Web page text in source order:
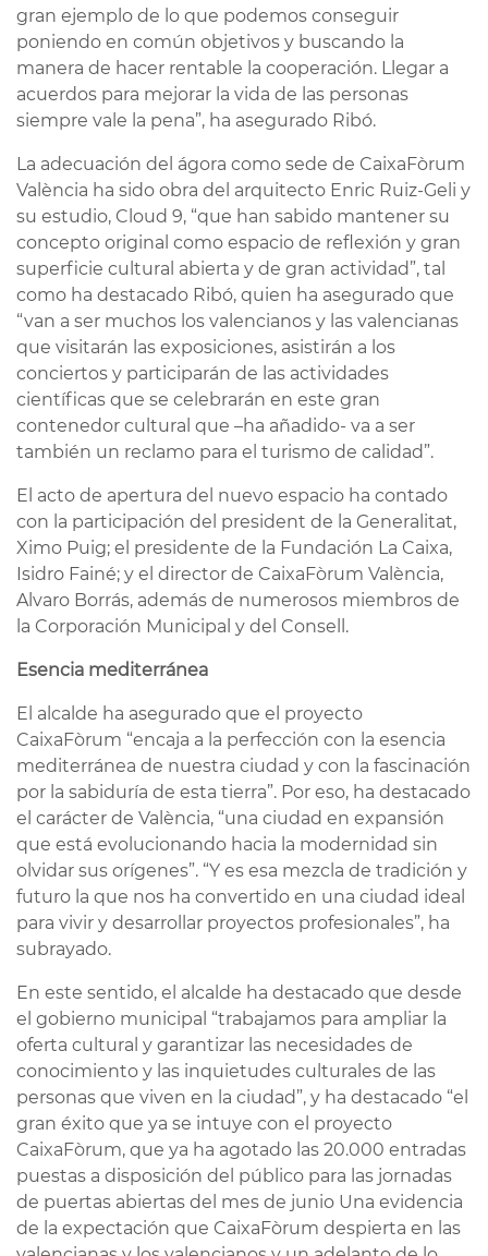
gran ejemplo de lo que podemos conseguir
poniendo en común objetivos y buscando la
manera de hacer rentable la cooperación. Llegar a
acuerdos para mejorar la vida de las personas
siempre vale la pena”, ha asegurado Ribó.
La adecuación del ágora como sede de CaixaFòrum
València ha sido obra del arquitecto Enric Ruiz-Geli y
su estudio, Cloud 9, “que han sabido mantener su
concepto original como espacio de reflexión y gran
superficie cultural abierta y de gran actividad”, tal
como ha destacado Ribó, quien ha asegurado que
“van a ser muchos los valencianos y las valencianas
que visitarán las exposiciones, asistirán a los
conciertos y participarán de las actividades
científicas que se celebrarán en este gran
contenedor cultural que –ha añadido- va a ser
también un reclamo para el turismo de calidad”.
El acto de apertura del nuevo espacio ha contado
con la participación del president de la Generalitat,
Ximo Puig; el presidente de la Fundación La Caixa,
Isidro Fainé; y el director de CaixaFòrum València,
Alvaro Borrás, además de numerosos miembros de
la Corporación Municipal y del Consell.
Esencia mediterránea
El alcalde ha asegurado que el proyecto
CaixaFòrum “encaja a la perfección con la esencia
mediterránea de nuestra ciudad y con la fascinación
por la sabiduría de esta tierra”. Por eso, ha destacado
el carácter de València, “una ciudad en expansión
que está evolucionando hacia la modernidad sin
olvidar sus orígenes”. “Y es esa mezcla de tradición y
futuro la que nos ha convertido en una ciudad ideal
para vivir y desarrollar proyectos profesionales”, ha
subrayado.
En este sentido, el alcalde ha destacado que desde
el gobierno municipal “trabajamos para ampliar la
oferta cultural y garantizar las necesidades de
conocimiento y las inquietudes culturales de las
personas que viven en la ciudad”, y ha destacado “el
gran éxito que ya se intuye con el proyecto
CaixaFòrum, que ya ha agotado las 20.000 entradas
puestas a disposición del público para las jornadas
de puertas abiertas del mes de junio Una evidencia
de la expectación que CaixaFòrum despierta en las